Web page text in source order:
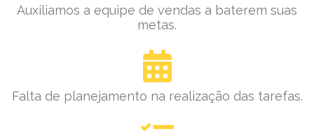
Auxiliamos a equipe de vendas a baterem suas
metas.
Falta de planejamento na realização das tarefas.